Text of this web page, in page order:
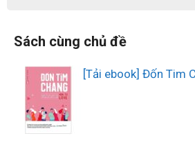
Sách cùng chủ đề
[Tải ebook] Đốn Tim